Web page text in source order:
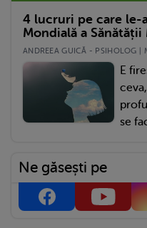
4 lucruri pe care le-
Mondială a Sănătății
ANDREEA GUICĂ - PSIHOLOG |
E
se
Ne găsești pe